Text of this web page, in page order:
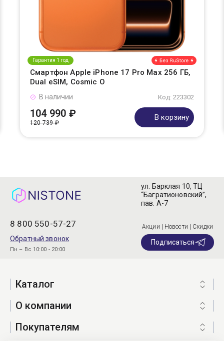
Гарантия 1 год
Смартфон Apple iPhone 17 Pro Max 256 ГБ,
Dual eSIM, Cosmic O
Код: 223302
В наличии
104 990 ₽
120 739 ₽
В корзину
8 800 550-57-27
Обратный звонок
Пн – Вс 10:00 - 20:00
ул. Барклая 10, ТЦ
“Багратионовский”,
пав. А-7
Акции | Новости | Скидки
Подписаться
Каталог
О компании
Покупателям